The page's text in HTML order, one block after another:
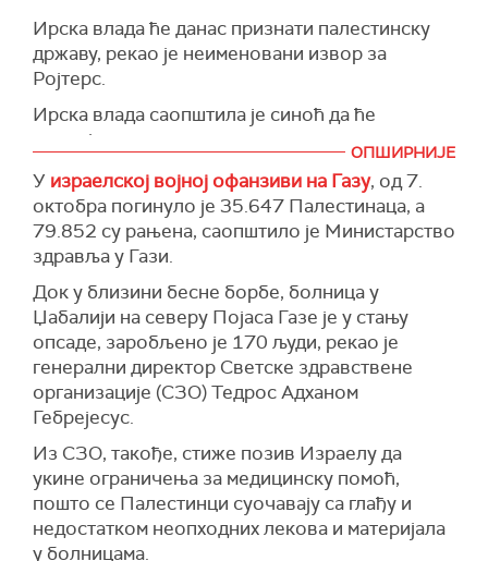
Премијер Норвешке Јонас Гар Стере рекао је
да се нада да ће признање независне
палестинске државе помоћи у успостављању
мира са Израелом.
"Званично признање независне палестинске
државе од стране Норвешке, Шпаније и Ирске
ступиће на снагу 28. маја", рекао је норвешки
министар спољних послова Еспен Барт Еиде
на конференцији за новинаре у среду.
Европске земље су другачије приступиле
овом питању. Неке, попут Шведске, признали
су палестинску државу пре деценију, док
Француска не планира да то учини осим ако то
не буде ефикасно средство за напредак ка
миру.
(Reuters )
Ирска влада ће данас признати палестинску
државу, рекао је неименовани извор за
Ројтерс.
Ирска влада саопштила је синоћ да ће
премијер и министар спољних послова у среду
ујутру одржати конференцију за новинаре, али
није навела шта ће бити тема.
И Влада Норвешке саопштила је да ће та
нордијска земља признати независну
палестинску државу, објавили су јавни сервис
НРК и дневни листАфтенпостен, позивајући
се на неименоване изворе.
Чланице ЕУ, Ирска, Шпанија, Словенија и
Малта су претходних седмица најавиле да
планирају да признају палестинску државу,
наводећи да је решење о успостављању две
државе од суштинског значаја за трајни мир у
региону Блиског истока.
(Reuters)
ОПШИРНИЈЕ
У израелској војној офанзиви на Газу, од 7.
октобра погинуло је 35.647 Палестинаца, а
79.852 су рањена, саопштило је Mинистарство
здравља у Гази.
Док у близини бесне борбе, болница у
Џабалији на северу Појаса Газе је у стању
опсаде, заробљено је 170 људи, рекао је
генерални директор Светске здравствене
организације (СЗО) Тедрос Адханом
Гебрејесус.
Из СЗО, такође, стиже позив Израелу да
укине ограничења за медицинску помоћ,
пошто се Палестинци суочавају са глађу и
недостатком неопходних лекова и материјала
у болницама.